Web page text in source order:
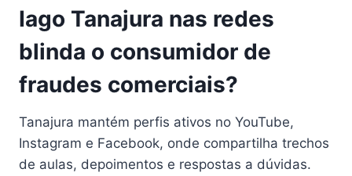
Iago Tanajura nas redes
blinda o consumidor de
fraudes comerciais?
Tanajura mantém perfis ativos no YouTube,
Instagram e Facebook, onde compartilha trechos
de aulas, depoimentos e respostas a dúvidas.